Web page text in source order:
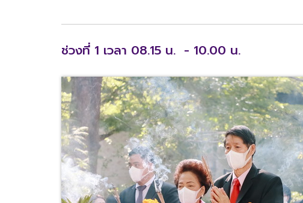
ช่วงที่ 1 เวลา 08.15 น. - 10.00 น.